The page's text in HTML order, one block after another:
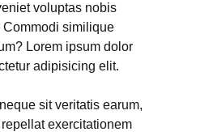
voluptas nobis
similique
Lorem ipsum dolor
adipisicing elit.
sit veritatis earum,
exercitationem